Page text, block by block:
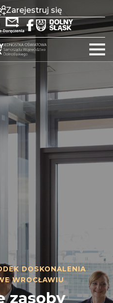
Zarejestruj się
DOSKONALENIA
WROCŁAWIU
zasoby